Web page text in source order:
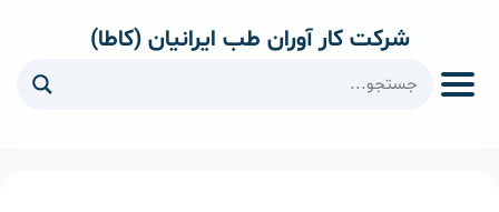
شرکت کار آوران طب ایرانیان (کاطا)